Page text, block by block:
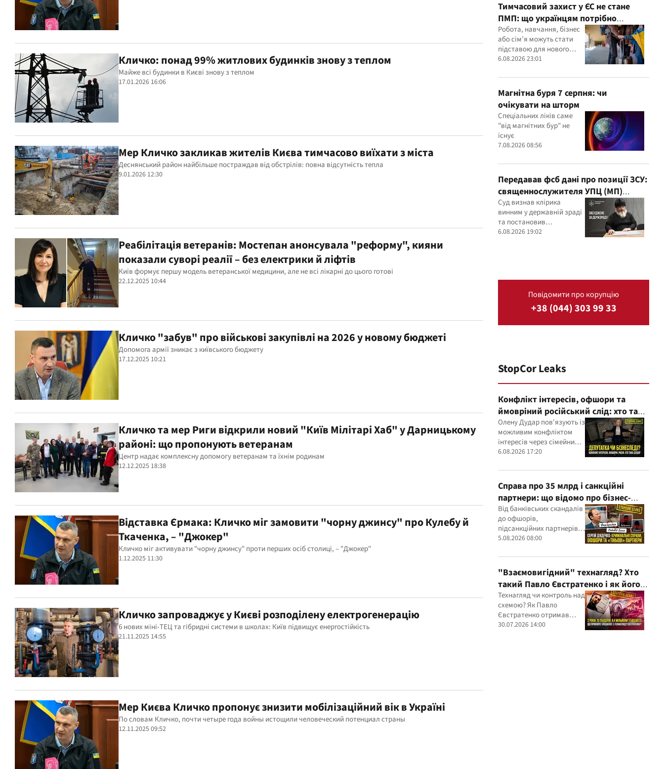
Кличко: понад 99% житлових будинків знову з теплом
Майже всі будинки в Києві знову з теплом
17.01.2026 16:06
Мер Кличко закликав жителів Києва тимчасово виїхати з міста
Деснянський район найбільше постраждав від обстрілів: повна відсутність тепла
9.01.2026 12:30
Реабілітація ветеранів: Мостепан анонсувала "реформу", кияни
показали суворі реалії – без електрики й ліфтів
Київ формує першу модель ветеранської медицини, але не всі лікарні до цього готові
22.12.2025 10:44
Кличко "забув" про військові закупівлі на 2026 у новому бюджеті
Допомога армії зникає з київського бюджету
17.12.2025 10:21
Кличко та мер Риги відкрили новий "Київ Мілітарі Хаб" у Дарницькому
районі: що пропонують ветеранам
Центр надає комплексну допомогу ветеранам та їхнім родинам
12.12.2025 18:38
Відставка Єрмака: Кличко міг замовити "чорну джинсу" про Кулебу й
Ткаченка, – "Джокер"
Кличко міг активувати "чорну джинсу" проти перших осіб столиці, – "Джокер"
1.12.2025 11:30
Кличко запроваджує у Києві розподілену електрогенерацію
6 нових міні-ТЕЦ та гібридні системи в школах: Київ підвищує енергостійкість
21.11.2025 14:55
Мер Києва Кличко пропонує знизити мобілізаційний вік в Україні
По словам Кличко, почти четыре года войны истощили человеческий потенциал страны
12.11.2025 09:52
Тимчасовий захист у ЄС не стане
ПМП: що українцям потрібно
зробити до 2028 року
Робота, навчання, бізнес
або сім’я можуть стати
підставою для нового
статусу в ЄС
6.08.2026 23:01
Магнітна буря 7 серпня: чи
очікувати на шторм
Спеціальних ліків саме
"від магнітних бур" не
існує
7.08.2026 08:56
Передавав фсб дані про позиції ЗСУ:
священнослужителя УПЦ (МП)
засудили до 15 років
Суд визнав клірика
винним у державній зраді
та постановив
конфіскувати його майно
6.08.2026 19:02
Повідомити про корупцію
+38 (044) 303 99 33
StopCor Leaks
Конфлікт інтересів, офшори та
ймовріний російський слід: хто така
Олена Дудар
Олену Дудар пов'язують із
можливим конфліктом
інтересів через сімейний
будівельний бізнес,
справи
6.08.2026 17:20
Справа про 35 млрд і санкційні
партнери: що відомо про бізнес-
інтереси Сергія Дядечка від
"Родовід Банку" до "ФАРМАСЕЛ"
Від банківських скандалів
до офшорів,
підсанкційних партнерів і
кримінальних проваджень
Дядечка й досі
простягаються через
Україну та кілька
іноземних юрисдикцій
5.08.2026 08:00
"Взаємовигідний" технагляд? Хто
такий Павло Євстратенко і як його
ФОП отримав доступ до бюджетних
мільйонів?
Технагляд чи контроль над
схемою? Як Павло
Євстратенко отримав
мільйонні підряди
30.07.2026 14:00